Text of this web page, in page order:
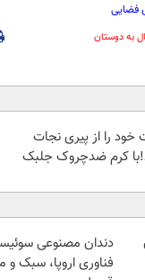
فضایی
به دوستان
را از پیری نجات
کرم ضدچروک جلبک
دندان مصنوعی
فناوری اروپا، سبک و